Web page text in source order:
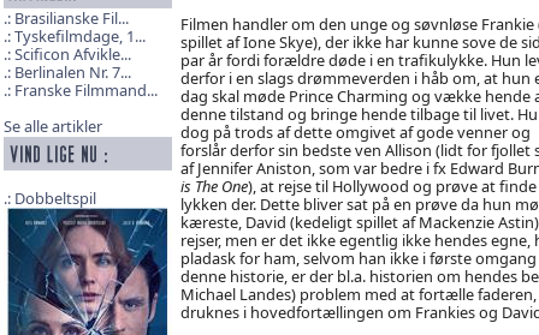
Brasilianske Fil...
Tyskefilmdage, 1...
Scificon Afvikle...
Berlinalen Nr. 7...
Franske Filmmand...
Se alle artikler
Dobbeltspil
Filmen handler om den unge og søvnløse Frankie
spillet af Ione Skye), der ikke har kunne sove de
par år fordi forældre døde i en trafikulykke. Hun
derfor i en slags drømmeverden i håb om, at hun
dag skal møde Prince Charming og vække hende
denne tilstand og bringe hende tilbage til livet.
dog på trods af dette omgivet af gode venner og
forslår derfor sin bedste ven Allison (lidt for fjollet
af Jennifer Aniston, som var bedre i fx Edward
is The One), at rejse til Hollywood og prøve at finde
lykken der. Dette bliver sat på en prøve da hun
kæreste, David (kedeligt spillet af Mackenzie
rejser, men er det ikke egentlig ikke hendes
pladask for ham, selvom han ikke i første
denne historie, er der bl.a. historien om hendes
Michael Landes) problem med at fortælle
druknes i hovedfortællingen om Frankies og